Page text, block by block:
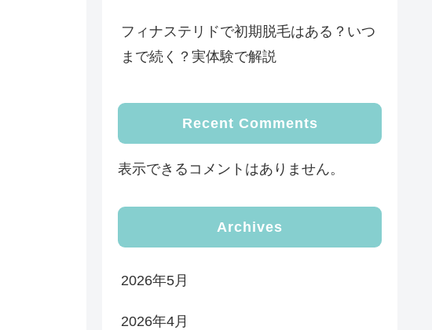
フィナステリドで初期脱毛はある？いつ
まで続く？実体験で解説
Recent Comments
表示できるコメントはありません。
Archives
2026年5月
2026年4月